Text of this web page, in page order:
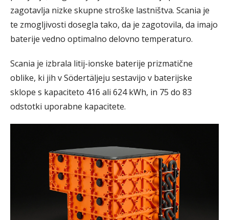
zagotavlja nizke skupne stroške lastništva. Scania je
te zmogljivosti dosegla tako, da je zagotovila, da imajo
baterije vedno optimalno delovno temperaturo.
Scania je izbrala litij-ionske baterije prizmatične
oblike, ki jih v Södertäljeju sestavijo v baterijske
sklope s kapaciteto 416 ali 624 kWh, in 75 do 83
odstotki uporabne kapacitete.